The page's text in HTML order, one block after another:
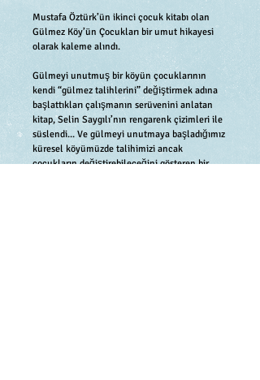
Mustafa Öztürk’ün ikinci çocuk kitabı olan
Gülmez Köy’ün Çocukları bir umut hikayesi
olarak kaleme alındı.
Gülmeyi unutmuş bir köyün çocuklarının
kendi “gülmez talihlerini” değiştirmek adına
başlattıkları çalışmanın serüvenini anlatan
kitap, Selin Saygılı’nın rengarenk çizimleri ile
süslendi... Ve gülmeyi unutmaya başladığımız
küresel köyümüzde talihimizi ancak
çocukların değiştirebileceğini gösteren bir